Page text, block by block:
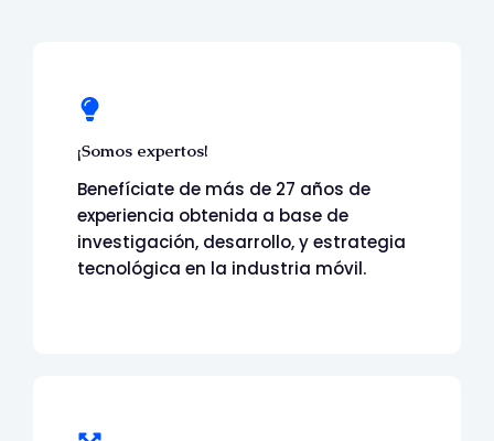
¡Somos expertos!
Benefíciate de más de 27 años de
experiencia obtenida a base de
investigación, desarrollo, y estrategia
tecnológica en la industria móvil.